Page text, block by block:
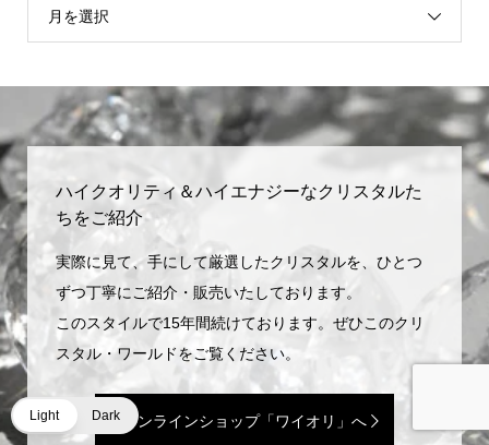
月を選択
ハイクオリティ＆ハイエナジーなクリスタルた
ちをご紹介
実際に見て、手にして厳選したクリスタルを、ひとつ
ずつ丁寧にご紹介・販売いたしております。
このスタイルで15年間続けております。ぜひこのクリ
スタル・ワールドをご覧ください。
オンラインショップ「ワイオリ」へ
Light Dark